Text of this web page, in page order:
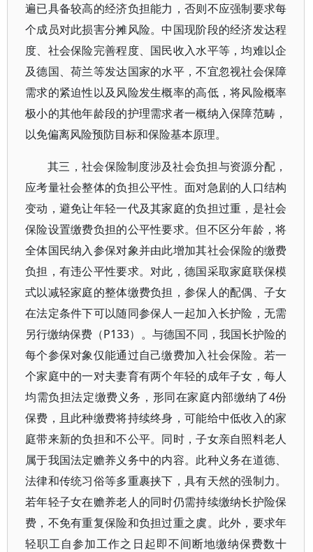
遍已具备较高的经济负担能力，否则不应强制要求每
个成员对此损害分摊风险。中国现阶段的经济发达程
度、社会保险完善程度、国民收入水平等，均难以企
及德国、荷兰等发达国家的水平，不宜忽视社会保障
需求的紧迫性以及风险发生概率的高低，将风险概率
极小的其他年龄段的护理需求者一概纳入保障范畴，
以免偏离风险预防目标和保险基本原理。
其三，社会保险制度涉及社会负担与资源分配，
应考量社会整体的负担公平性。面对急剧的人口结构
变动，避免让年轻一代及其家庭的负担过重，是社会
保险设置缴费负担的公平性要求。但不区分年龄，将
全体国民纳入参保对象并由此增加其社会保险的缴费
负担，有违公平性要求。对此，德国采取家庭联保模
式以减轻家庭的整体缴费负担，参保人的配偶、子女
在法定条件下可以随同参保人一起加入长护险，无需
另行缴纳保费（P133）。与德国不同，我国长护险的
每个参保对象仅能通过自己缴费加入社会保险。若一
个家庭中的一对夫妻育有两个年轻的成年子女，每人
均需负担法定缴费义务，形同在家庭内部缴纳了4份
保费，且此种缴费将持续终身，可能给中低收入的家
庭带来新的负担和不公平。同时，子女亲自照料老人
属于我国法定赡养义务中的内容。此种义务在道德、
法律和传统习俗等多重裹挟下，具有天然的强制力。
若年轻子女在赡养老人的同时仍需持续缴纳长护险保
费，不免有重复保险和负担过重之虞。此外，要求年
轻职工自参加工作之日起即不间断地缴纳保费数十